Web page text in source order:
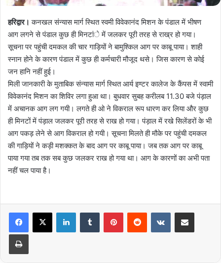
हरिद्वार।कनखल संन्यास मार्ग स्थित स्वमी विवेकानंद मिशन के पंडाल में भीषण
आग लगने से पंडाल कुछ ही मिनटांे में जलकर पूरी तरह से राख्र हो गया।
सूचना पर पहुंची दमकल की चार गाड़ियों ने बामुश्किल आग पर काबू पाया। शाही
स्नान होने के कारण पंडाल में कुछ ही कर्मचारी मौजूद थसे। जिस कारण से कोई
जन हानि नहीं हुई।
मिली जानकारी के मुताबिक संन्यास मार्ग स्थित आर्य इण्टर कालेज के कैंपस में स्वामी
विवेकानंद मिशन का शिविर लगा हुआ था। बुधवार सुबह करीलब 11.30 बजे पंड़ाल
में अचानक आग लग गयी। लगते ही ओ ने विकराल रूप धारण कर लिया और कुछ
ही मिनटों में पंड़ाल जलकर पूरी तरह से राख हो गया। पंड़ाल में रखे सिलेंडरों के भी
आग पकड़ लेने से आग विकराल हो गयी। सूचना मिलते ही मौके पर पहुंची दमकल
की गाड़ियों ने कड़ी मशक्कत के बाद आग पर काबू पाया। जब तक आग पर काबू
पाया गया तब तक सब कुछ जलकर राख हो गया था। आग के कारणों का अभी पता
नहीं चल पाया है।
LinkedInTumblr PinterestReddit VKontakteShare via Email
Print